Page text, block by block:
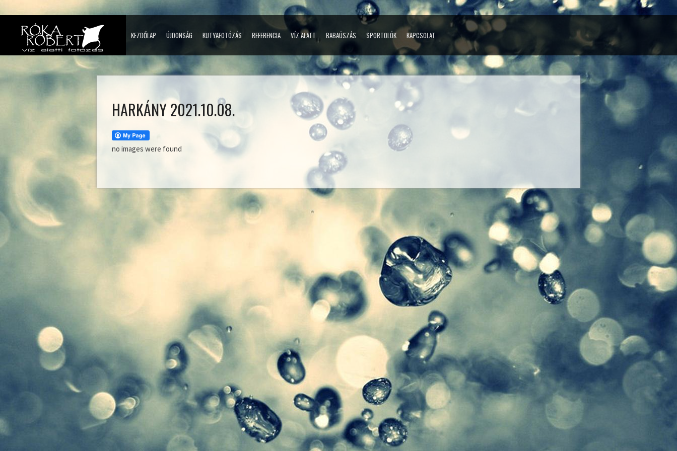
KEZDŐLAP ÚJDONSÁG KUTYAFOTÓZÁS REFERENCIA VÍZ ALATT BABAÚSZÁS SPORTOLÓK KAPCSOLAT
HARKÁNY 2021.10.08.
no images were found